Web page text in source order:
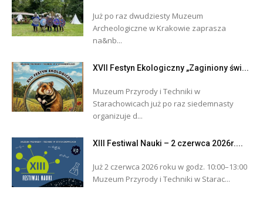
Już po raz dwudziesty Muzeum
Archeologiczne w Krakowie zaprasza
na&nb...
XVII Festyn Ekologiczny „Zaginiony świ...
Muzeum Przyrody i Techniki w
Starachowicach już po raz siedemnasty
organizuje d...
XIII Festiwal Nauki – 2 czerwca 2026r....
Już 2 czerwca 2026 roku w godz. 10:00–13:00
Muzeum Przyrody i Techniki w Starac...